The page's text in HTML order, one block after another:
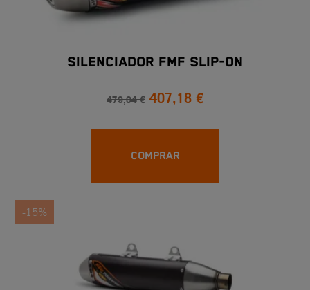
SILENCIADOR FMF SLIP-ON
479,04 € 407,18 €
COMPRAR
-15%